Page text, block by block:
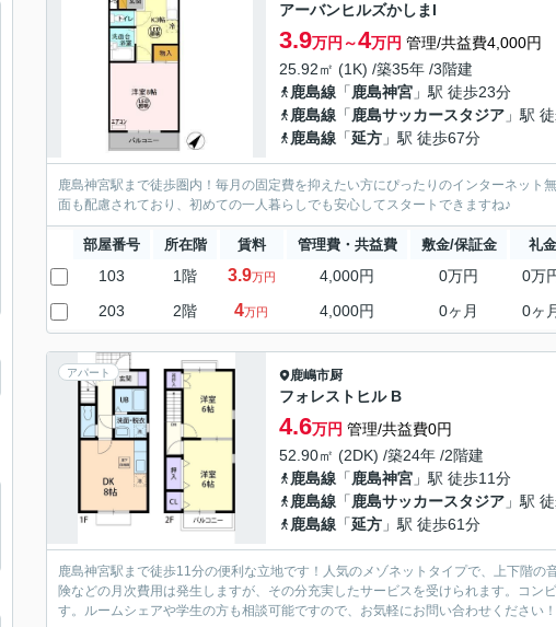
アーバンヒルズかしまI
3.9万円～4万円 管理/共益費4,000円
25.92㎡ (1K) /築35年 /3階建
鹿島線 「 鹿島神宮 」駅 徒歩23分
鹿島線 「 鹿島サッカースタジア 」駅
鹿島線 「延方 」駅 徒歩67分
鹿島神宮駅まで徒歩圏内！毎月の固定費を抑えたい方にぴったりのインターネッ
面も配慮されており、初めての一人暮らしでも安心してスタートできますね♪
部屋番号 所在階 賃料 管理費・共益費 敷金/保証金 礼金
103 1階 3.9万円 4,000円 0万円 0万
203 2階 4万円 4,000円 0ヶ月 0ヶ
アパート 鹿嶋市厨
フォレストヒル B
4.6万円 管理/共益費0円
52.90㎡ (2DK) /築24年 /2階建
鹿島線 「 鹿島神宮 」駅 徒歩11分
鹿島線 「 鹿島サッカースタジア 」駅
鹿島線 「延方 」駅 徒歩61分
鹿島神宮駅まで徒歩11分の便利な立地です！人気のメゾネットタイプで、上下階
険などの月次費用は発生しますが、その分充実したサービスを受けられます。コ
す。ルームシェアや学生の方も相談可能ですので、お気軽にお問い合わせください！